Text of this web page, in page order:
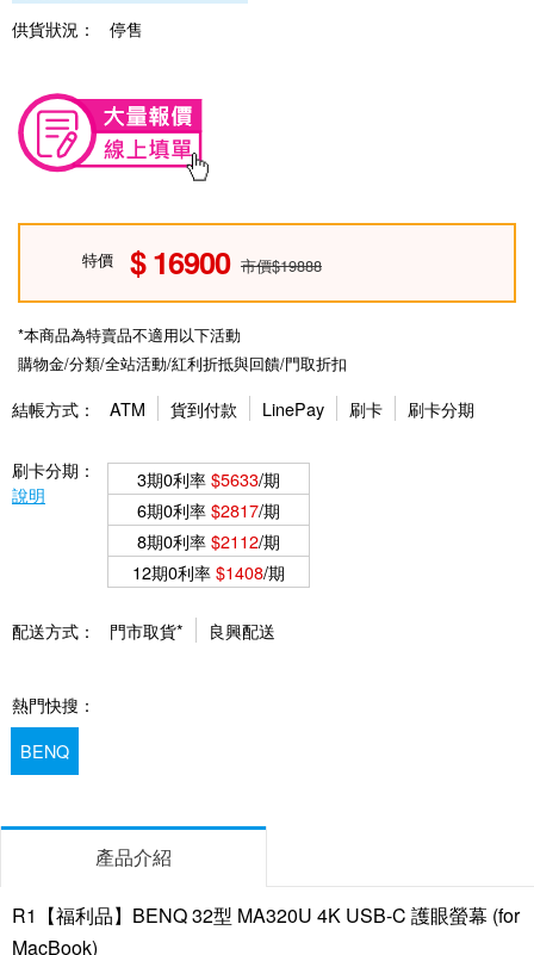
供貨狀況：
停售
特價 16900 市價$19888
*本商品為特賣品不適用以下活動
購物金/分類/全站活動/紅利折抵與回饋/門取折扣
結帳方式： ATM 貨到付款 LinePay 刷卡 刷卡分期
刷卡分期：
說明
3期0利率$5633/期
6期0利率$2817/期
8期0利率$2112/期
12期0利率$1408/期
配送方式： 門市取貨* 良興配送
熱門快搜：
BENQ
產品介紹
R1【福利品】BENQ 32型 MA320U 4K USB-C 護眼螢幕 (for
MacBook)